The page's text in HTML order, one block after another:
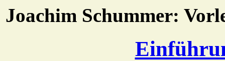
Joachim Schummer: